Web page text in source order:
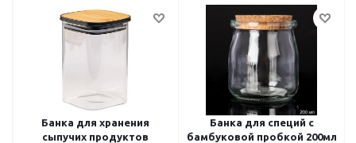
Банка для хранения
сыпучих продуктов
Банка для специй с
бамбуковой пробкой 200мл